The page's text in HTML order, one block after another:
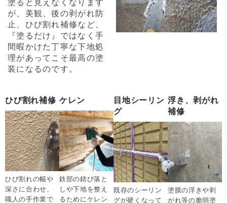
が、美観、後の剥がれ防
止、ひび割れ補修など、
『塗るだけ』ではなく手
間暇かけた丁寧な下地処
理があってこそ最高の塗
装になるのです。
ひび割れ補修
ひび割れの幅や
深さに合わせ、
職人の手作業で
ケレン
鉄部の錆び落と
しや下地を整え
るためにケレン
目地シーリン
グ
既存のシーリン
グが硬くなって
浮き、剥がれ
補修
塗膜の浮きや剥
がれ等の脆弱塗